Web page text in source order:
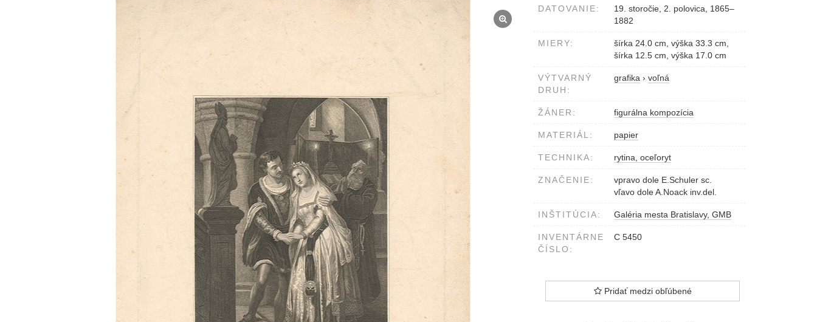
DATOVANIE:
19. storočie, 2. polovica, 1865–
1882
MIERY:
šírka 24.0 cm, výška 33.3 cm,
šírka 12.5 cm, výška 17.0 cm
VÝTVARNÝ
DRUH:
grafika › voľná
ŽÁNER: figurálna kompozícia
MATERIÁL: papier
TECHNIKA: rytina, oceľoryt
ZNAČENIE:
vpravo dole E.Schuler sc.
vľavo dole A.Noack inv.del.
INŠTITÚCIA: Galéria mesta Bratislavy, GMB
INVENTÁRNE
ČÍSLO:
C 5450
Pridať medzi obľúbené